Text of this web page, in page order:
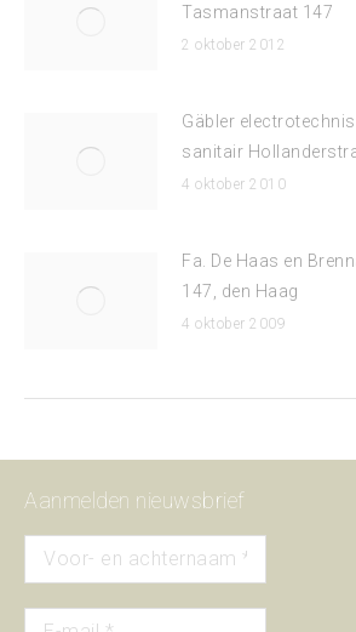
Tasmanstraat 147
2 oktober 2012
Gäbler
sanitair
4 oktober 2010
Fa. De Haas en
147, den Haag
4 oktober 2009
Aanmelden nieuwsbrief